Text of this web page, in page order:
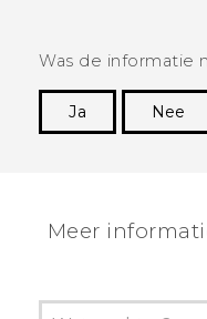
Was de informatie
Ja
Nee
Meer